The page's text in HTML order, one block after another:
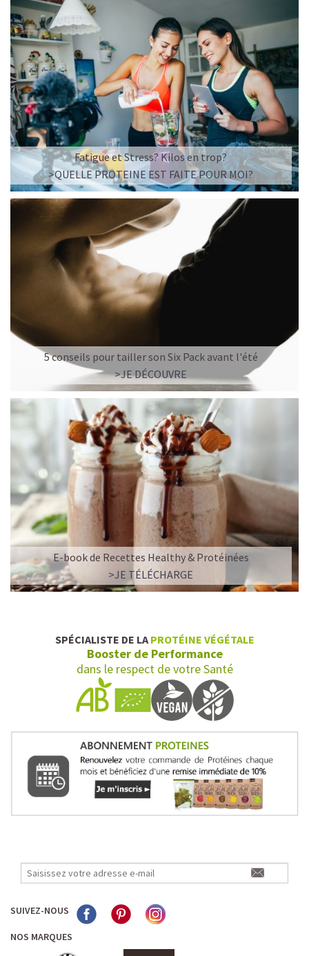
Fatigue et Stress? Kilos en trop?
>QUELLE PROTEINE EST FAITE POUR MOI?
5 conseils pour tailler son Six Pack avant l'été
>JE DÉCOUVRE
E-book de Recettes Healthy & Protéinées
>JE TÉLÉCHARGE
SPÉCIALISTE DE LA PROTÉINE VÉGÉTALE
Booster de Performance
dans le respect de votre Santé
SUIVEZ-NOUS
NOS MARQUES